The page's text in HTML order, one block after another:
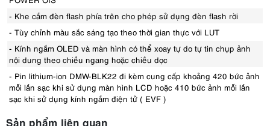
- Khe cắm đèn flash phía trên cho phép sử dụng đèn flash rời
- Tùy chỉnh màu sắc sáng tạo theo thời gian thực với LUT
- Kính ngắm OLED và màn hình có thể xoay tự do tự tin chụp ảnh
nội dung theo chiều ngang hoặc chiều dọc
- Pin lithium-ion DMW-BLK22 đi kèm cung cấp khoảng 420 bức ảnh
mỗi lần sạc khi sử dụng màn hình LCD hoặc 410 bức ảnh mỗi lần
sạc khi sử dụng kính ngắm điện tử ( EVF )
Sản phẩm liên quan